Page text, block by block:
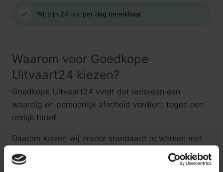
Wij zijn 24 uur per dag bereikbaar
Waarom voor Goedkope
Uitvaart24 kiezen?
Goedkope Uitvaart24 vindt dat iedereen een
waardig en persoonlijk afscheid verdient tegen een
eerlijk tarief.
Daarom kiezen wij ervoor standaard te werken met
uitvaartpakketten. Door onze landelijke dekking en
jarenlange ervaring bieden wij uitvaartpakketten die